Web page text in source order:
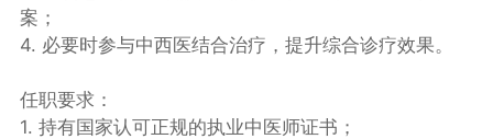
案；
4. 必要时参与中西医结合治疗，提升综合诊疗效果。
任职要求：
1. 持有国家认可正规的执业中医师证书；